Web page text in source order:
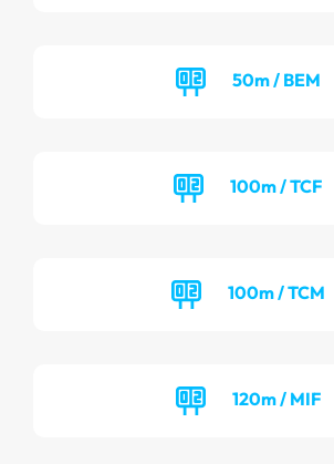
50m / BEM
100m / TCF
100m / TCM
120m / MIF